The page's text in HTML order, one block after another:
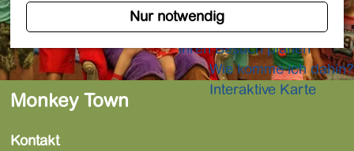
Nur notwendig
z
u
r
H
Übernachtungen
Ihren Besuch planen
Wie komme ich dahin?
Interaktive Karte
Monkey Town
Kontakt